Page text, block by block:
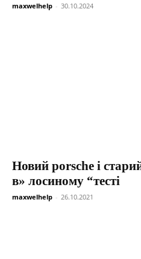
maxwelhelp - 30.10.2024
Новий porsche і
в» лосиному “тесті
maxwelhelp - 26.10.2021